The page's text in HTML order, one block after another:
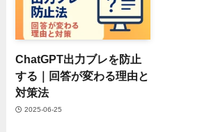
ChatGPT出力ブレを防止
する｜回答が変わる理由と
対策法
2025-06-25